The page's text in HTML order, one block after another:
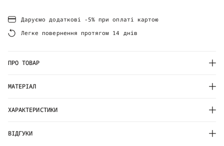
Даруємо додаткові -5% при оплаті картою
Легке повернення протягом 14 днів
ПРО ТОВАР
МАТЕРІАЛ
ХАРАКТЕРИСТИКИ
ВІДГУКИ